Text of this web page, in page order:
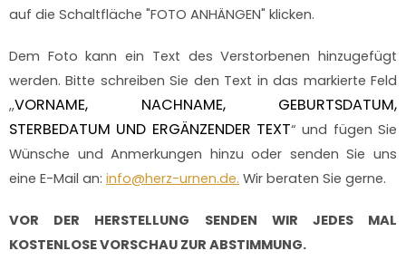
auf die Schaltfläche "FOTO ANHÄNGEN" klicken.
Dem Foto kann ein Text des Verstorbenen hinzugefügt
werden. Bitte schreiben Sie den Text in das markierte Feld
,,VORNAME, NACHNAME, GEBURTSDATUM,
STERBEDATUM UND ERGÄNZENDER TEXT“ und fügen Sie
Wünsche und Anmerkungen hinzu oder senden Sie uns
eine E-Mail an: info@herz-urnen.de. Wir beraten Sie gerne.
VOR DER HERSTELLUNG SENDEN WIR JEDES MAL
KOSTENLOSE VORSCHAU ZUR ABSTIMMUNG.